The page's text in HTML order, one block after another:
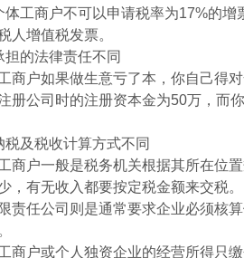
体工商户不可以申请税率为17%的
人增值税发票。
担的法律责任不同
商户如果做生意亏了本，你自己得
册公司时的注册资本金为50万，而
税及税收计算方式不同
商户一般是税务机关根据其所在位
，有无收入都要按定税金额来交税。
责任公司则是通常要求企业必须核
商户或个人独资企业的经营所得只